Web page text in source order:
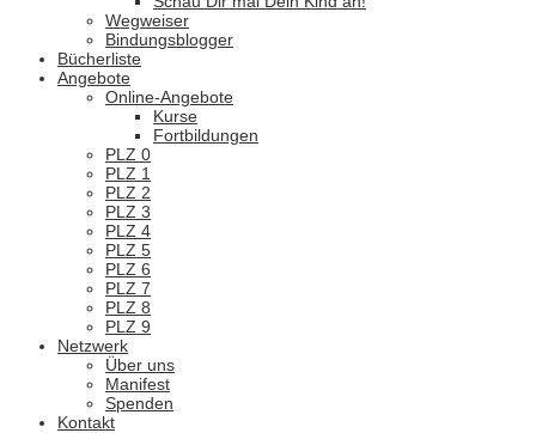
Wegweiser
Bindungsblogger
Bücherliste
Angebote
Online-Angebote
Kurse
Fortbildungen
PLZ 0
PLZ 1
PLZ 2
PLZ 3
PLZ 4
PLZ 5
PLZ 6
PLZ 7
PLZ 8
PLZ 9
Netzwerk
Über uns
Manifest
Spenden
Kontakt